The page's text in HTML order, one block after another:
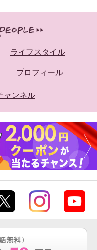
ライフスタイル
プロフィール
ャンネル